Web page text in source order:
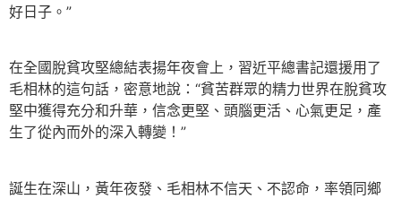
好日子。”
在全國脫貧攻堅總結表揚年夜會上，習近平總書記還援用了
毛相林的這句話，密意地說：“貧苦群眾的精力世界在脫貧攻
堅中獲得充分和升華，信念更堅、頭腦更活、心氣更足，產
生了從內而外的深入轉變！”
誕生在深山，黃年夜發、毛相林不信天、不認命，率領同鄉